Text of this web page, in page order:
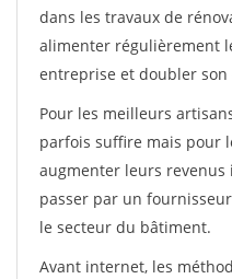
dans les travaux de
alimenter régulièrement
entreprise et doubler
Pour les meilleurs
parfois suffire mais pour
augmenter leurs
passer par un
le secteur du bâtiment.
Avant internet, les